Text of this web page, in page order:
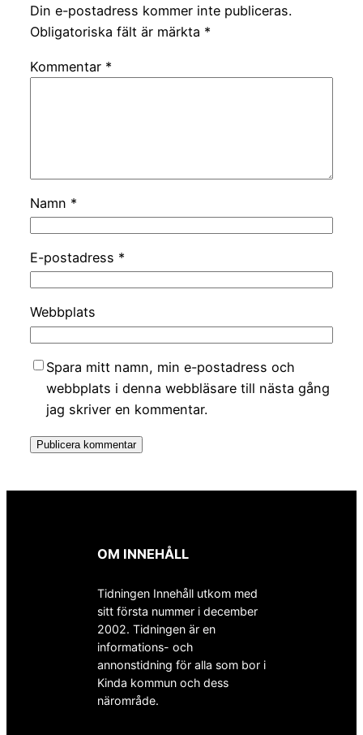
Din e-postadress kommer inte publiceras.
Obligatoriska fält är märkta *
Kommentar *
Namn *
E-postadress *
Webbplats
Spara mitt namn, min e-postadress och
webbplats i denna webbläsare till nästa gång
jag skriver en kommentar.
OM INNEHÅLL
Tidningen Innehåll utkom med
sitt första nummer i december
2002. Tidningen är en
informations- och
annonstidning för alla som bor i
Kinda kommun och dess
närområde.